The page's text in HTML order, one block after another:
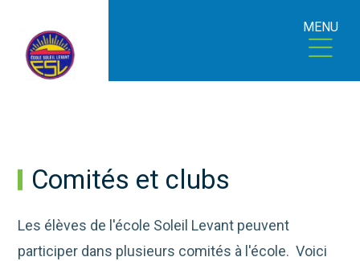
MENU
Comités et clubs
Les élèves de l'école Soleil Levant peuvent
participer dans plusieurs comités à l'école. Voici